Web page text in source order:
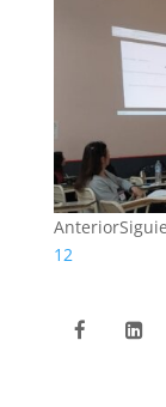
Anterior
12
 